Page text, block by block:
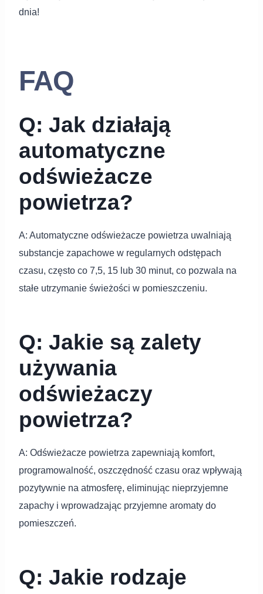
dnia!
FAQ
Q: Jak działają
automatyczne
odświeżacze
powietrza?
A: Automatyczne odświeżacze powietrza uwalniają
substancje zapachowe w regularnych odstępach
czasu, często co 7,5, 15 lub 30 minut, co pozwala na
stałe utrzymanie świeżości w pomieszczeniu.
Q: Jakie są zalety
używania
odświeżaczy
powietrza?
A: Odświeżacze powietrza zapewniają komfort,
programowalność, oszczędność czasu oraz wpływają
pozytywnie na atmosferę, eliminując nieprzyjemne
zapachy i wprowadzając przyjemne aromaty do
pomieszczeń.
Q: Jakie rodzaje